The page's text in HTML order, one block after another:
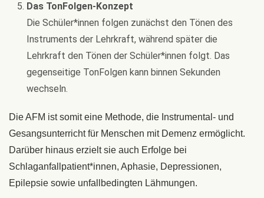
Das TonFolgen-Konzept
Die Schüler*innen folgen zunächst den Tönen des
Instruments der Lehrkraft, während später die
Lehrkraft den Tönen der Schüler*innen folgt. Das
gegenseitige TonFolgen kann binnen Sekunden
wechseln.
Die AFM ist somit eine Methode, die Instrumental- und
Gesangsunterricht für Menschen mit Demenz ermöglicht.
Darüber hinaus erzielt sie auch Erfolge bei
Schlaganfallpatient*innen, Aphasie, Depressionen,
Epilepsie sowie unfallbedingten Lähmungen.